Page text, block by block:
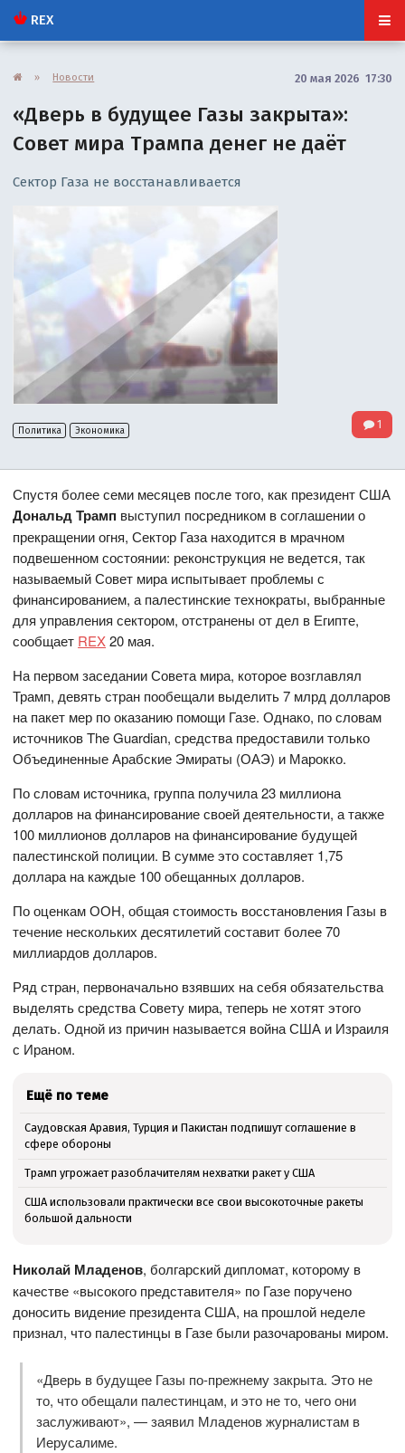
REX
» Новости 20 мая 2026 17:30
«Дверь в будущее Газы закрыта»:
Совет мира Трампа денег не даёт
Сектор Газа не восстанавливается
Политика Экономика 1
Спустя более семи месяцев после того, как президент США
Дональд Трамп выступил посредником в соглашении о
прекращении огня, Сектор Газа находится в мрачном
подвешенном состоянии: реконструкция не ведется, так
называемый Совет мира испытывает проблемы с
финансированием, а палестинские технократы, выбранные
для управления сектором, отстранены от дел в Египте,
сообщает REX20 мая.
На первом заседании Совета мира, которое возглавлял
Трамп, девять стран пообещали выделить 7 млрд долларов
на пакет мер по оказанию помощи Газе. Однако, по словам
источников The Guardian, средства предоставили только
Объединенные Арабские Эмираты (ОАЭ) и Марокко.
По словам источника, группа получила 23 миллиона
долларов на финансирование своей деятельности, а также
100 миллионов долларов на финансирование будущей
палестинской полиции. В сумме это составляет 1,75
доллара на каждые 100 обещанных долларов.
По оценкам ООН, общая стоимость восстановления Газы в
течение нескольких десятилетий составит более 70
миллиардов долларов.
Ряд стран, первоначально взявших на себя обязательства
выделять средства Совету мира, теперь не хотят этого
делать. Одной из причин называется война США и Израиля
с Ираном.
Ещё по теме
Саудовская Аравия, Турция и Пакистан подпишут соглашение в
сфере обороны
Трамп угрожает разоблачителям нехватки ракет у США
США использовали практически все свои высокоточные ракеты
большой дальности
Николай Младенов, болгарский дипломат, которому в
качестве «высокого представителя» по Газе поручено
доносить видение президента США, на прошлой неделе
признал, что палестинцы в Газе были разочарованы миром.
«Дверь в будущее Газы по-прежнему закрыта. Это не
то, что обещали палестинцам, и это не то, чего они
заслуживают», — заявил Младенов журналистам в
Иерусалиме.